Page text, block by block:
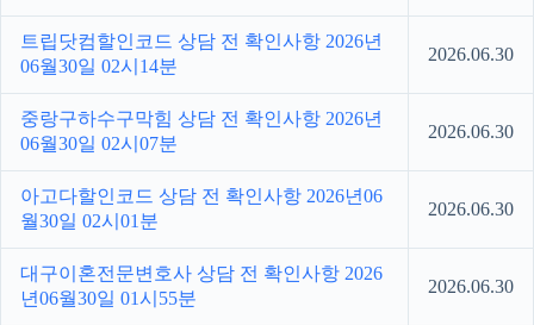
트립닷컴할인코드 상담 전 확인사항 2026년
06월30일 02시14분
2026.06.30
중랑구하수구막힘 상담 전 확인사항 2026년
06월30일 02시07분
2026.06.30
아고다할인코드 상담 전 확인사항 2026년06
월30일 02시01분
2026.06.30
대구이혼전문변호사 상담 전 확인사항 2026
년06월30일 01시55분
2026.06.30